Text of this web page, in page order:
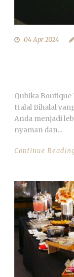
04 Apr 2024
Qubika
Halal Bihalal
Anda menjadi
nyaman dan...
Continue